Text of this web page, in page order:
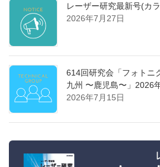
レーザー研究最新号(カ
2026年7月27日
614回研究会「フォトニ
九州 〜鹿児島〜」2026
2026年7月15日